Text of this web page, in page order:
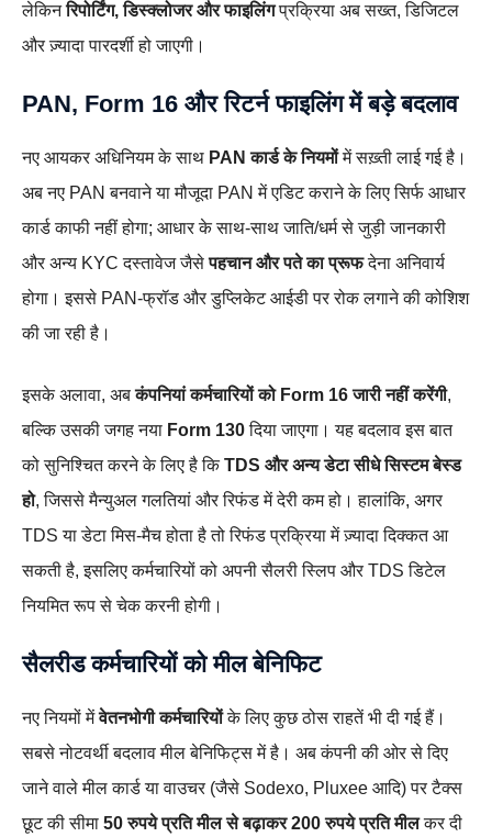
लेकिनरिपोर्टिंग, डिस्क्लोजर और फाइलिंगप्रक्रिया अब सख्त, डिजिटल
और ज़्यादा पारदर्शी हो जाएगी।
PAN, Form 16 और रिटर्न फाइलिंग में बड़े बदलाव
नए आयकर अधिनियम के साथ PAN कार्ड के नियमोंमें सख़्ती लाई गई है।
अब नए PAN बनवाने या मौजूदा PAN में एडिट कराने के लिए सिर्फ आधार
कार्ड काफी नहीं होगा; आधार के साथ‑साथ जाति/धर्म से जुड़ी जानकारी
और अन्य KYC दस्तावेज जैसेपहचान और पते का प्रूफदेना अनिवार्य
होगा। इससे PAN‑फ्रॉड और डुप्लिकेट आईडी पर रोक लगाने की कोशिश
की जा रही है।
इसके अलावा, अबकंपनियां कर्मचारियों को Form 16 जारी नहीं करेंगी,
बल्कि उसकी जगह नया Form 130दिया जाएगा। यह बदलाव इस बात
को सुनिश्चित करने के लिए है किTDS और अन्य डेटा सीधे सिस्टम बेस्ड
हो, जिससे मैन्युअल गलतियां और रिफंड में देरी कम हो। हालांकि, अगर
TDS या डेटा मिस‑मैच होता है तो रिफंड प्रक्रिया में ज़्यादा दिक्कत आ
सकती है, इसलिए कर्मचारियों को अपनी सैलरी स्लिप और TDS डिटेल
नियमित रूप से चेक करनी होगी।
सैलरीड कर्मचारियों को मील बेनिफिट
नए नियमों मेंवेतनभोगी कर्मचारियोंके लिए कुछ ठोस राहतें भी दी गई हैं।
सबसे नोटवर्थी बदलाव मील बेनिफिट्स में है। अब कंपनी की ओर से दिए
जाने वाले मील कार्ड या वाउचर (जैसे Sodexo, Pluxee आदि) पर टैक्स
छूट की सीमा 50 रुपये प्रति मील से बढ़ाकर 200 रुपये प्रति मीलकर दी